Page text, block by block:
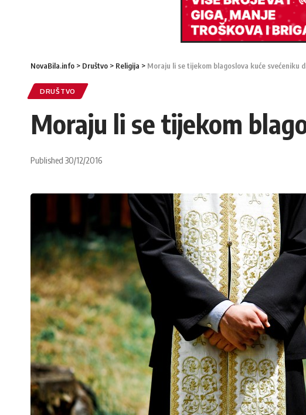
NovaBila.info > Društvo > Religija > Moraju li se tijekom blagoslova kuće svećeniku
DRUŠTVO
Moraju li se tijekom
Published 30/12/2016